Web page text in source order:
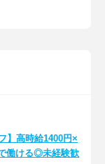
】高時給1400円×
働ける◎未経験歓